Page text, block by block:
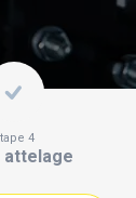
4
attelage